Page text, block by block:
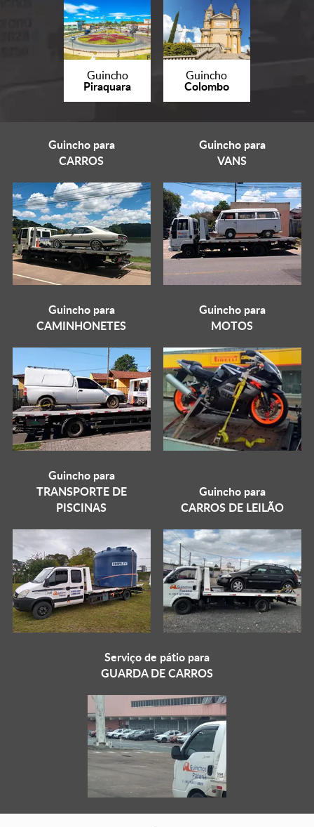
Guincho
Piraquara
Guincho
Colombo
Guincho para
CARROS
Guincho para
VANS
Guincho para
CAMINHONETES
Guincho para
MOTOS
Guincho para
TRANSPORTE DE
PISCINAS
Guincho para
CARROS DE LEILÃO
Serviço de pátio para
GUARDA DE CARROS